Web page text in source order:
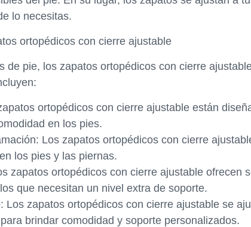
lo necesitas.
ortopédicos con cierre ajustable
de pie, los zapatos ortopédicos con cierre
ortopédicos con cierre ajustable están
en los pies.
Los zapatos ortopédicos con cierre
los pies y las piernas.
zapatos ortopédicos con cierre ajustable ofrecen
que necesitan un nivel extra de soporte.
Los zapatos ortopédicos con cierre ajustable se
brindar comodidad y soporte personalizados.